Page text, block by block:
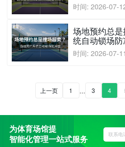
时间: 2026-07-
场地预约总
统自动锁场防
时间: 2026-07-
上一页 1 ... 3 4
为体育场馆提
智能化管理一站式服务
联系电